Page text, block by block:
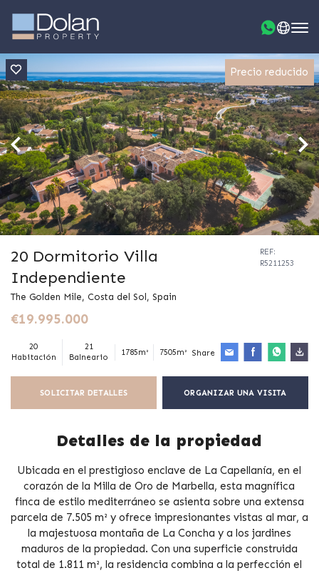
Precio reducido
20 Dormitorio Villa
Independiente
The Golden Mile, Costa del Sol, Spain
REF:
R5211253
€19.995.000
20
Habitación
21
Balneario
1785m² 7505m² Share
SOLICITAR DETALLES ORGANIZAR UNA VISITA
Detalles de la propiedad
Ubicada en el prestigioso enclave de La Capellanía, en el
corazón de la Milla de Oro de Marbella, esta magnífica
finca de estilo mediterráneo se asienta sobre una extensa
parcela de 7.505 m² y ofrece impresionantes vistas al mar, a
la majestuosa montaña de La Concha y a los jardines
maduros de la propiedad. Con una superficie construida
total de 1.811 m², la residencia combina a la perfección el